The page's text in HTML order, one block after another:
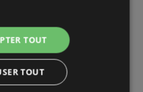
TOUT
TOUT